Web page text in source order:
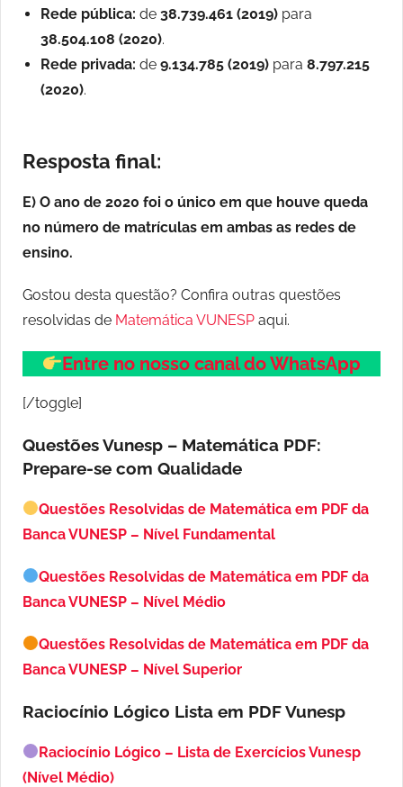
Rede pública: de 38.739.461 (2019) para
38.504.108 (2020).
Rede privada: de 9.134.785 (2019) para 8.797.215
(2020).
Resposta final:
E) O ano de 2020 foi o único em que houve queda
no número de matrículas em ambas as redes de
ensino.
Gostou desta questão? Confira outras questões
resolvidas de Matemática VUNESP aqui.
Entre no nosso canal do WhatsApp
[/toggle]
Questões Vunesp – Matemática PDF:
Prepare-se com Qualidade
Questões Resolvidas de Matemática em PDF da
Banca VUNESP – Nível Fundamental
Questões Resolvidas de Matemática em PDF da
Banca VUNESP – Nível Médio
Questões Resolvidas de Matemática em PDF da
Banca VUNESP – Nível Superior
Raciocínio Lógico Lista em PDFVunesp
Raciocínio Lógico – Lista de Exercícios Vunesp
(Nível Médio)